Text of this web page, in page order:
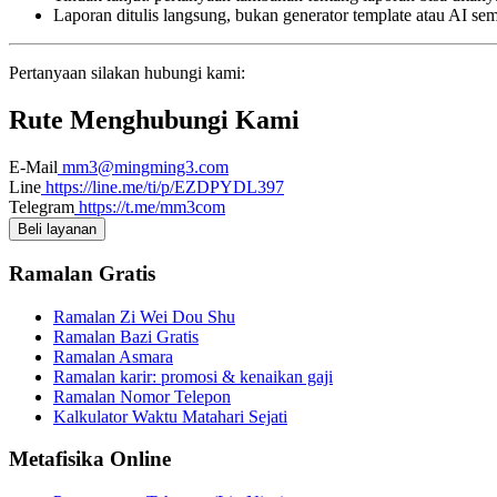
Laporan ditulis langsung, bukan generator template atau AI
Pertanyaan silakan hubungi kami:
Rute Menghubungi Kami
E-Mail mm3@mingming3.com
Line https://line.me/ti/p/EZDPYDL397
Telegram https://t.me/mm3com
Beli layanan
Ramalan Gratis
Ramalan Zi Wei Dou Shu
Ramalan Bazi Gratis
Ramalan Asmara
Ramalan karir: promosi & kenaikan gaji
Ramalan Nomor Telepon
Kalkulator Waktu Matahari Sejati
Metafisika Online